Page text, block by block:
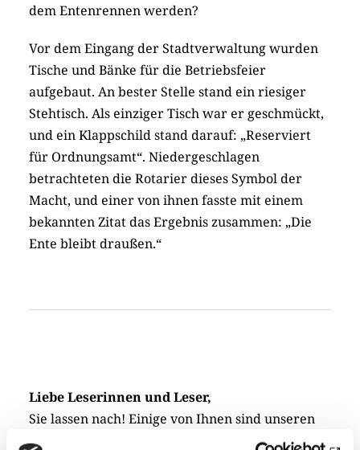
dem Entenrennen werden?
Vor dem Eingang der Stadtverwaltung wurden
Tische und Bänke für die Betriebsfeier
aufgebaut. An bester Stelle stand ein riesiger
Stehtisch. Als einziger Tisch war er geschmückt,
und ein Klappschild stand darauf: „Reserviert
für Ordnungsamt“. Niedergeschlagen
betrachteten die Rotarier dieses Symbol der
Macht, und einer von ihnen fasste mit einem
bekannten Zitat das Ergebnis zusammen: „Die
Ente bleibt draußen.“
Liebe Leserinnen und Leser,
Sie lassen nach! Einige von Ihnen sind unseren
Aufrufen gefolgt und haben uns eine humorige